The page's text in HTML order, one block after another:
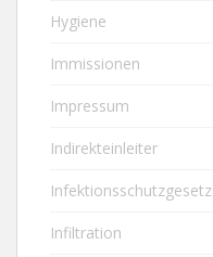
Hygiene
Immissionen
Impressum
Indirekteinleiter
Infektionsschutzgesetz
Infiltration